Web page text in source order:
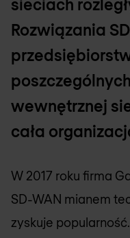
sieciach
Rozwiązania
wewnętrznej
cała
W 2017 roku firma
SD-WAN mianem
zyskuje